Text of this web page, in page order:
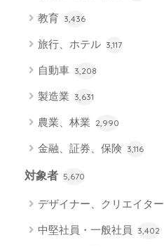
教育 3,436
旅行、ホテル 3,117
自動車 3,208
製造業 3,631
農業、林業 2,990
金融、証券、保険 3,116
対象者 5,670
デザイナー、クリエイター
中堅社員・一般社員 3,402